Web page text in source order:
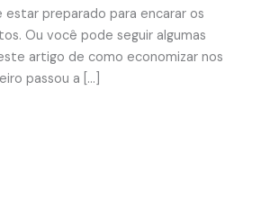
estar preparado para encarar os
Ou você pode seguir algumas
artigo de como economizar nos
passou a […]